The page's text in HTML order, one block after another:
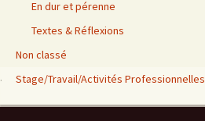
.
En dur et pérenne
Textes & Réflexions
Non classé
Stage/Travail/Activités Professionnelles